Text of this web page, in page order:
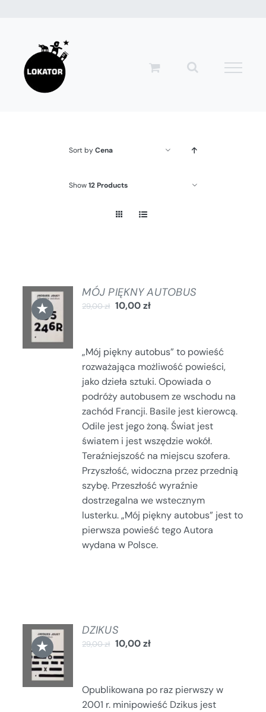
zawartości
Sort byCena
Show12 Products
★
DODAJ
DO
KOSZYKA
/
SZCZEGÓŁY
MÓJ PIĘKNY AUTOBUS
29,00zł 10,00zł
„Mój piękny autobus” to powieść
rozważająca możliwość powieści,
jako dzieła sztuki. Opowiada o
podróży autobusem ze wschodu na
zachód Francji. Basile jest kierowcą.
Odile jest jego żoną. Świat jest
światem i jest wszędzie wokół.
Teraźniejszość na miejscu szofera.
Przyszłość, widoczna przez przednią
szybę. Przeszłość wyraźnie
dostrzegalna we wstecznym
lusterku. „Mój piękny autobus” jest to
pierwsza powieść tego Autora
wydana w Polsce.
★
DODAJ
DO
KOSZYKA
/
SZCZEGÓŁY
DZIKUS
29,00zł 10,00zł
Opublikowana po raz pierwszy w
2001 r. minipowieść Dzikus jest